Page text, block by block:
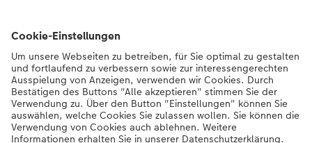
Die Migros
Bei Fragen zu Produkten oder der Bestellung können Sie uns gerne von
Montag bis Samstag von 8:00 – 20:00 Uhr und Sonntag von 10:00 –
20:00 Uhr (gesetzliche Feiertage ausgenommen) unter der
Telefonnummer 043 5500 564kontaktieren.